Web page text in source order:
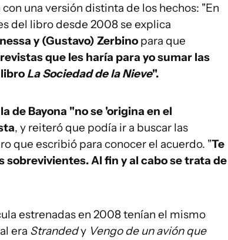
una versión distinta de los hechos: "En
del libro desde 2008 se explica
y (Gustavo) Zerbino para que
que les haría para yo sumar las
La Sociedad de la Nieve".
de Bayona "no se 'origina en el
, y reiteró que podía ir a buscar las
que escribió para conocer el acuerdo. "Te
Al fin y al cabo se trata de
estrenadas en 2008 tenían el mismo
era Strandedy Vengo de un avión que